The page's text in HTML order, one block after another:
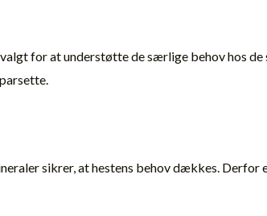
for at understøtte de særlige behov hos de
sikrer, at hestens behov dækkes. Derfor